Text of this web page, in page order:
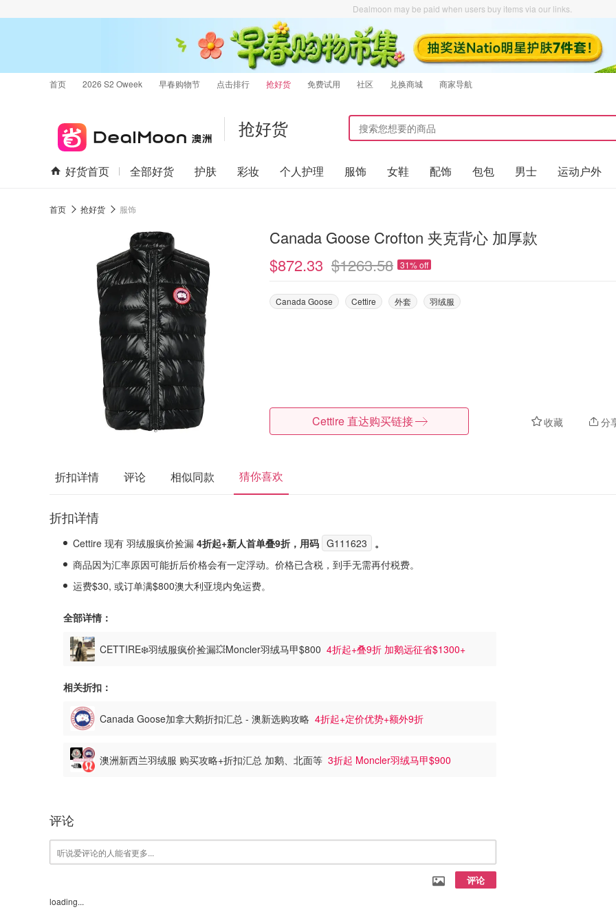
Dealmoon may be paid when users buy items via our links.
首页 2026 S2 Oweek 早春购物节 点击排行 抢好货 免费试用 社区 兑换商城 商家导航
抢好货
好货首页 全部好货 护肤 彩妆 个人护理 服饰 女鞋 配饰 包包 男士 运动户外
首页 抢好货 服饰
Canada Goose Crofton 夹克背心 加厚款
$872.33 $1263.58 31% off
Canada Goose Cettire 外套 羽绒服
收藏 分
Cettire 直达购买链接
折扣详情 评论 相似同款 猜你喜欢
折扣详情
Cettire 现有 羽绒服疯价捡漏 4折起+新人首单叠9折，用码 G111623
。
商品因为汇率原因可能折后价格会有一定浮动。价格已含税，到手无需再付税费。
运费$30, 或订单满$800澳大利亚境内免运费。
全部详情：
CETTIRE❄️羽绒服疯价捡漏💥Moncler羽绒马甲$800 4折起+叠9折 加鹅远征省$1300+
相关折扣：
Canada Goose加拿大鹅折扣汇总 - 澳新选购攻略 4折起+定价优势+额外9折
澳洲新西兰羽绒服 购买攻略+折扣汇总 加鹅、北面等 3折起 Moncler羽绒马甲$900
评论
评论
loading...